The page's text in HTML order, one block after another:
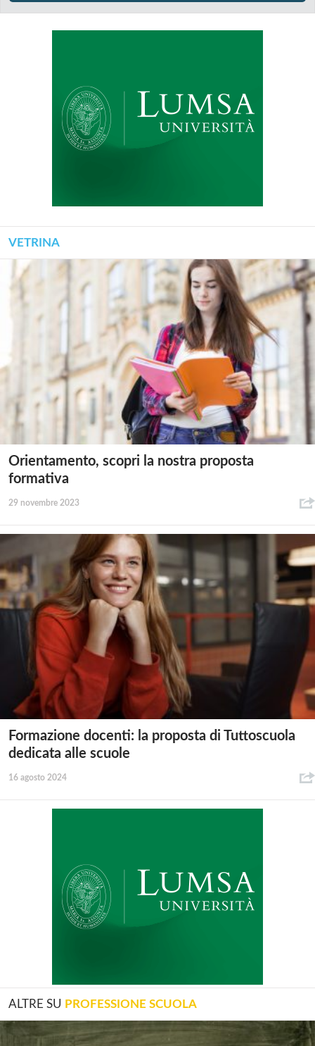
VETRINA
Orientamento, scopri la nostra proposta
formativa
29 novembre 2023
Formazione docenti: la proposta di Tuttoscuola
dedicata alle scuole
16 agosto 2024
ALTRE SU PROFESSIONE SCUOLA